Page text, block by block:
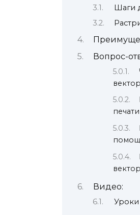
Шаги
Вопрос-
Видео:
Уроки